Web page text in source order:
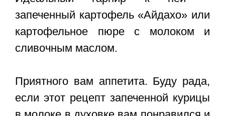
запеченный картофель «Айдахо» или
картофельное пюре с молоком и
сливочным маслом.
Приятного вам аппетита. Буду рада,
если этот рецепт запеченной курицы